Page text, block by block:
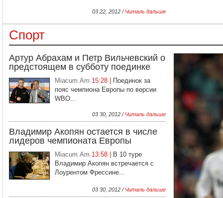
03 22, 2012 / Читаль дальше
Спорт
Артур Абрахам и Петр Вильчевский о
предстоящем в субботу поединке
Miacum.Am 15:28 |
Поединок за
пояс чемпиона Европы по версии
WBO...
03 30, 2012 / Читаль дальше
Владимир Акопян остается в числе
лидеров чемпионата Европы
Miacum.Am 13:58 |
В 10 туре
Владимир Акопян встречается с
Лоурентом Фрессине...
03 30, 2012 / Читаль дальше